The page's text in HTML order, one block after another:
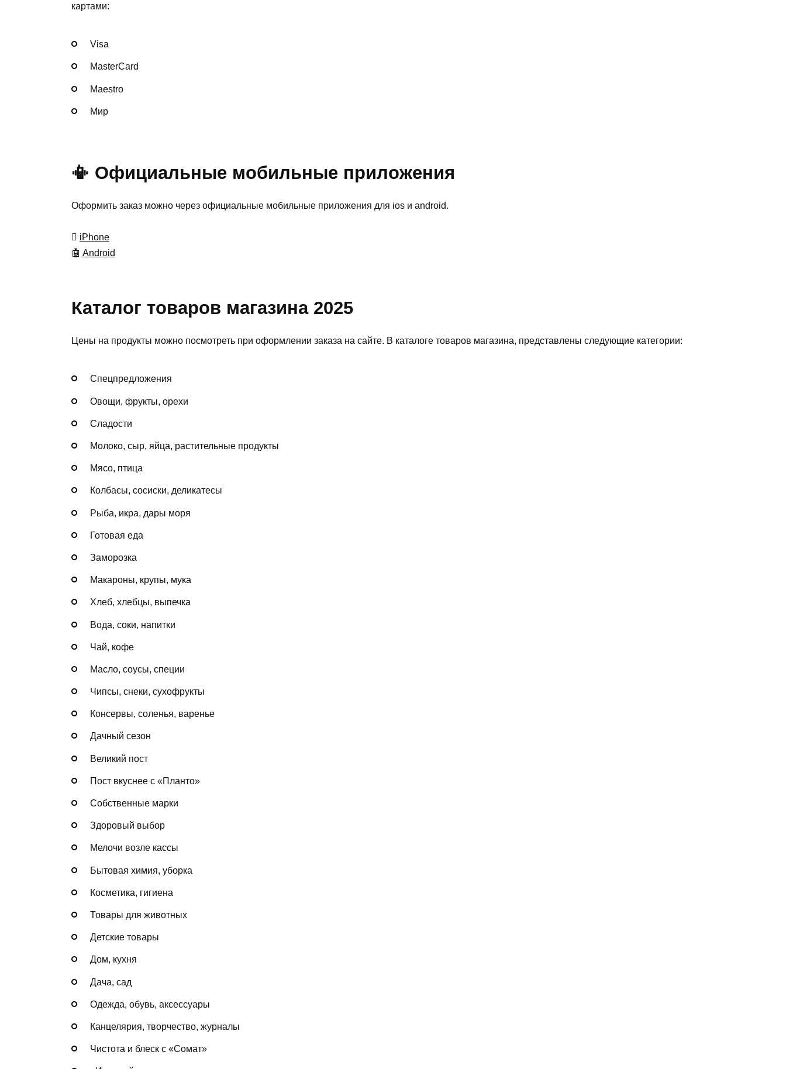
картами:
Visa
MasterСard
Maestro
Мир
📳 Официальные мобильные приложения
Оформить заказ можно через официальные мобильные приложения для ios и android.
 iPhone
🤖 Android
Каталог товаров магазина 2025
Цены на продукты можно посмотреть при оформлении заказа на сайте. В каталоге товаров магазина, представлены следующие категории:
Спецпредложения
Овощи, фрукты, орехи
Сладости
Молоко, сыр, яйца, растительные продукты
Мясо, птица
Колбасы, сосиски, деликатесы
Рыба, икра, дары моря
Готовая еда
Заморозка
Макароны, крупы, мука
Хлеб, хлебцы, выпечка
Вода, соки, напитки
Чай, кофе
Масло, соусы, специи
Чипсы, снеки, сухофрукты
Консервы, соленья, варенье
Дачный сезон
Великий пост
Пост вкуснее с «Планто»
Собственные марки
Здоровый выбор
Мелочи возле кассы
Бытовая химия, уборка
Косметика, гигиена
Товары для животных
Детские товары
Дом, кухня
Дача, сад
Одежда, обувь, аксессуары
Канцелярия, творчество, журналы
Чистота и блеск с «Сомат»